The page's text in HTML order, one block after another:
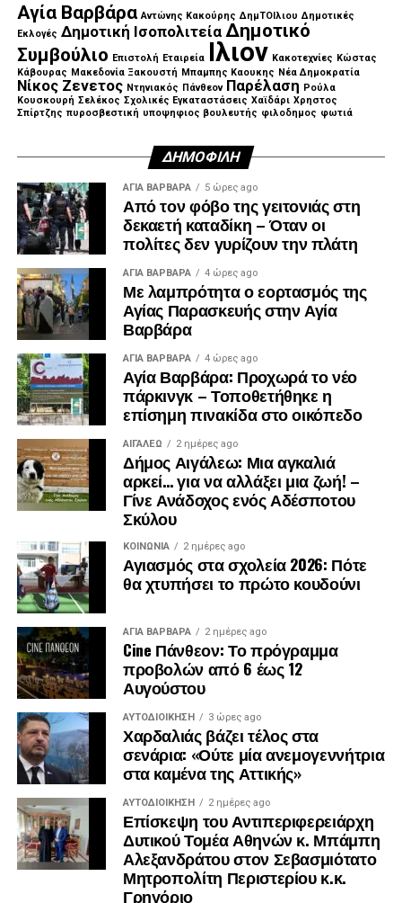
Αγία Βαρβάρα Αντώνης Κακούρης ΔημΤΟΙλιου Δημοτικές
Εκλογές Δημοτική Ισοπολιτεία Δημοτικό
Συμβούλιο Επιστολή Εταιρεία Ιλιον Κακοτεχνίες Κώστας
Κάβουρας Μακεδονία Ξακουστή Μπαμπης Καουκης Νέα Δημοκρατία
Νίκος Ζενετος Ντηνιακός Πάνθεον Παρέλαση Ρούλα
Κουσκουρή Σελέκος Σχολικές Εγκαταστάσεις Χαϊδάρι Χρηστος
Σπίρτζης πυροσβεστική υποψηφιος βουλευτής φιλοδημος φωτιά
ΔΗΜΟΦΙΛΉ
ΑΓΙΑ ΒΑΡΒΑΡΑ 5 ώρες ago
Από τον φόβο της γειτονιάς στη
δεκαετή καταδίκη – Όταν οι
πολίτες δεν γυρίζουν την πλάτη
ΑΓΙΑ ΒΑΡΒΑΡΑ 4 ώρες ago
Με λαμπρότητα ο εορτασμός της
Αγίας Παρασκευής στην Αγία
Βαρβάρα
ΑΓΙΑ ΒΑΡΒΑΡΑ 4 ώρες ago
Αγία Βαρβάρα: Προχωρά το νέο
πάρκινγκ – Τοποθετήθηκε η
επίσημη πινακίδα στο οικόπεδο
ΑΙΓΑΛΕΩ 2 ημέρες ago
Δήμος Αιγάλεω: Μια αγκαλιά
αρκεί… για να αλλάξει μια ζωή! –
Γίνε Ανάδοχος ενός Αδέσποτου
Σκύλου
ΚΟΙΝΩΝΊΑ 2 ημέρες ago
Αγιασμός στα σχολεία 2026: Πότε
θα χτυπήσει το πρώτο κουδούνι
ΑΓΙΑ ΒΑΡΒΑΡΑ 2 ημέρες ago
Cine Πάνθεον: Το πρόγραμμα
προβολών από 6 έως 12
Αυγούστου
ΑΥΤΟΔΙΟΊΚΗΣΗ 3 ώρες ago
Χαρδαλιάς βάζει τέλος στα
σενάρια: «Ούτε μία ανεμογεννήτρια
στα καμένα της Αττικής»
ΑΥΤΟΔΙΟΊΚΗΣΗ 2 ημέρες ago
Επίσκεψη του Αντιπεριφερειάρχη
Δυτικού Τομέα Αθηνών κ. Μπάμπη
Αλεξανδράτου στον Σεβασμιότατο
Μητροπολίτη Περιστερίου κ.κ.
Γρηγόριο